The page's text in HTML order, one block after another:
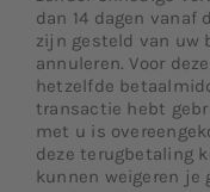
dan 14 dagen vanaf
zijn gesteld van uw
annuleren. Voor
hetzelfde
transactie hebt
met u is
deze terugbetaling
kunnen weigeren